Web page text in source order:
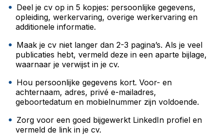
Deel je cv op in 5 kopjes: persoonlijke gegevens,
opleiding, werkervaring, overige werkervaring en
additionele informatie.
Maak je cv niet langer dan 2-3 pagina’s. Als je veel
publicaties hebt, vermeld deze in een aparte bijlage,
waarnaar je verwijst in je cv.
Hou persoonlijke gegevens kort. Voor- en
achternaam, adres, privé e-mailadres,
geboortedatum en mobielnummer zijn voldoende.
Zorg voor een goed bijgewerkt LinkedIn profiel en
vermeld de link in je cv.